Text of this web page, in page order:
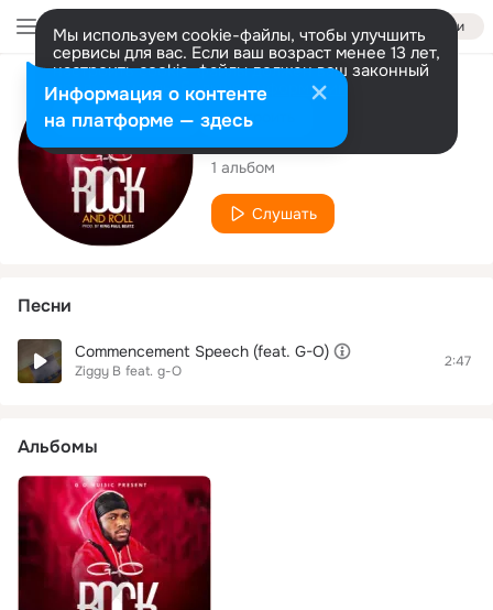
Войти
Мы используем cookie-файлы, чтобы улучшить
сервисы для вас. Если ваш возраст менее 13 лет,
настроить cookie-файлы должен ваш законный
представитель. Больше информации
Разрешить все Настроить
Исполнитель
g-O
1 альбом
Слушать
Песни
Commencement Speech (feat. G-O)
Ziggy B feat. g-O
2:47
Альбомы
Информация о контенте
на платформе — здесь